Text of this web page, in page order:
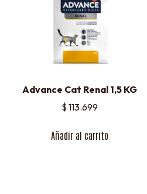
Advance Cat Renal 1,5 KG
$ 113.699
Añadir al carrito